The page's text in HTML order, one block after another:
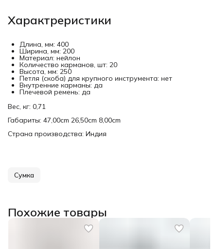
Характреристики
Длина, мм: 400
Ширина, мм: 200
Материал: нейлон
Количество карманов, шт: 20
Высота, мм: 250
Петля (скоба) для крупного инструмента: нет
Внутренние карманы: да
Плечевой ремень: да
Вес, кг: 0,71
Габариты: 47,00cm 26,50cm 8,00cm
Страна производства: Индия
Сумка
Похожие товары